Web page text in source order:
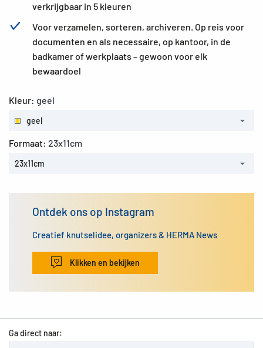
verkrijgbaar in 5 kleuren
Voor verzamelen, sorteren, archiveren. Op reis voor
documenten en als necessaire, op kantoor, in de
badkamer of werkplaats – gewoon voor elk
bewaardoel
Kleur: geel
geel
Formaat: 23x11cm
23x11cm
Ontdek ons op Instagram
Creatief knutselidee, organizers & HERMA News
Klikken en bekijken
Ga direct naar: